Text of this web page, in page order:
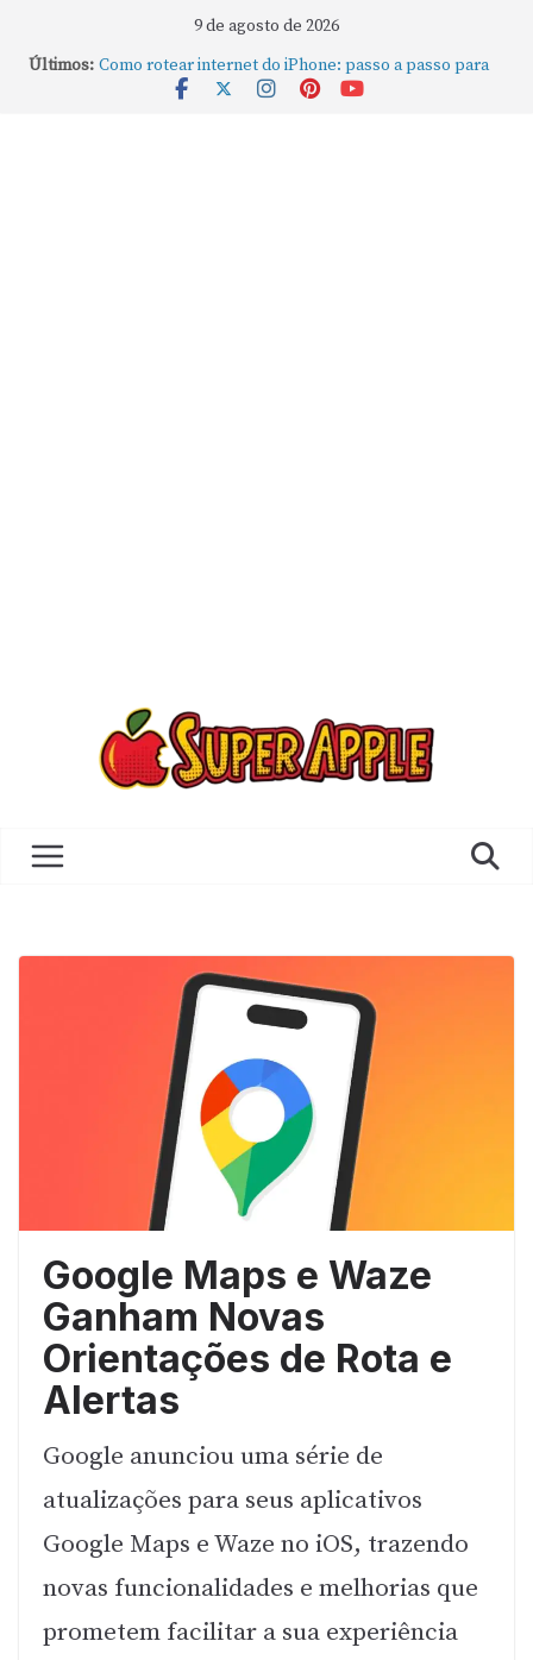
9 de agosto de 2026
Últimos: Como rotear internet do iPhone: passo a passo para
compartilhar a conexão
Google Maps e Waze
Ganham Novas
Orientações de Rota e
Alertas
Google anunciou uma série de
atualizações para seus aplicativos
Google Maps e Waze no iOS, trazendo
novas funcionalidades e melhorias que
prometem facilitar a sua experiência